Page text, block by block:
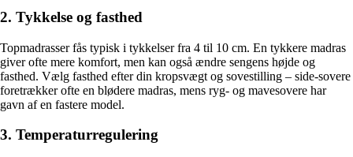
2. Tykkelse og fasthed
Topmadrasser fås typisk i tykkelser fra 4 til 10 cm. En tykkere madras
giver ofte mere komfort, men kan også ændre sengens højde og
fasthed. Vælg fasthed efter din kropsvægt og sovestilling – side-sovere
foretrækker ofte en blødere madras, mens ryg- og mavesovere har
gavn af en fastere model.
3. Temperaturregulering